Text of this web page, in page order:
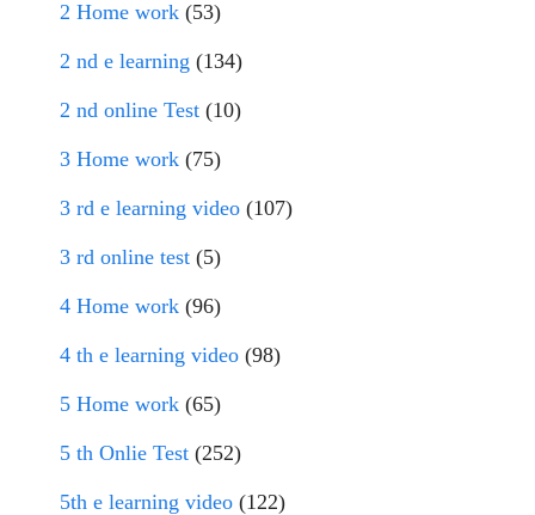
2 Home work (53)
2 nd e learning (134)
2 nd online Test (10)
3 Home work (75)
3 rd e learning video (107)
3 rd online test (5)
4 Home work (96)
4 th e learning video (98)
5 Home work (65)
5 th Onlie Test (252)
5th e learning video (122)